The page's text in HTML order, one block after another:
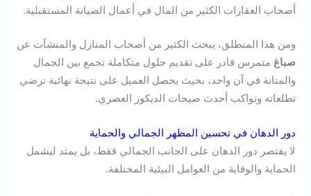
أصحاب العقارات الكثير من المال في أعمال الصيانة المستقبلية.
ومن هذا المنطلق، يبحث الكثير من أصحاب المنازل والمنشآت عن
صباغ متمرس قادر على تقديم حلول متكاملة تجمع بين الجمال
والمتانة في آن واحد، بحيث يحصل العميل على نتيجة نهائية ترضي
تطلعاته وتواكب أحدث صيحات الديكور العصري.
دور الدهان في تحسين المظهر الجمالي والحماية
لا يقتصر دور الدهان على الجانب الجمالي فقط، بل يمتد ليشمل
الحماية والوقاية من العوامل البيئية المختلفة.